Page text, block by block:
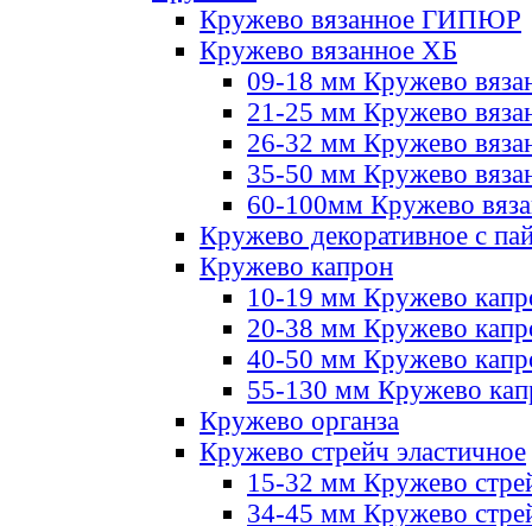
Кружево вязанное ГИПЮР
Кружево вязанное ХБ
09-18 мм Кружево
21-25 мм Кружево
26-32 мм Кружево
35-50 мм Кружево
60-100мм Кружево
Кружево декоративное с
Кружево капрон
10-19 мм Кружево
20-38 мм Кружево
40-50 мм Кружево
55-130 мм Кружево
Кружево органза
Кружево стрейч эластичное
15-32 мм Кружево
34-45 мм Кружево